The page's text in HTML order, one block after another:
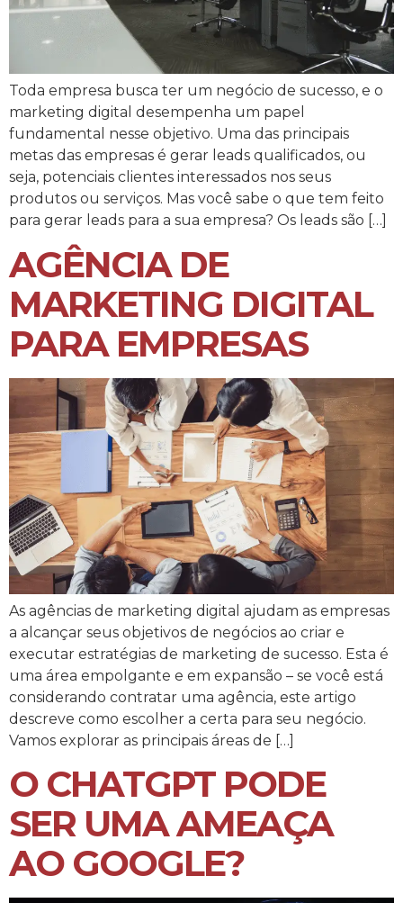
Toda empresa busca ter um negócio de sucesso, e o
marketing digital desempenha um papel
fundamental nesse objetivo. Uma das principais
metas das empresas é gerar leads qualificados, ou
seja, potenciais clientes interessados nos seus
produtos ou serviços. Mas você sabe o que tem feito
para gerar leads para a sua empresa? Os leads são […]
AGÊNCIA DE
MARKETING DIGITAL
PARA EMPRESAS
As agências de marketing digital ajudam as empresas
a alcançar seus objetivos de negócios ao criar e
executar estratégias de marketing de sucesso. Esta é
uma área empolgante e em expansão – se você está
considerando contratar uma agência, este artigo
descreve como escolher a certa para seu negócio.
Vamos explorar as principais áreas de […]
O CHATGPT PODE
SER UMA AMEAÇA
AO GOOGLE?